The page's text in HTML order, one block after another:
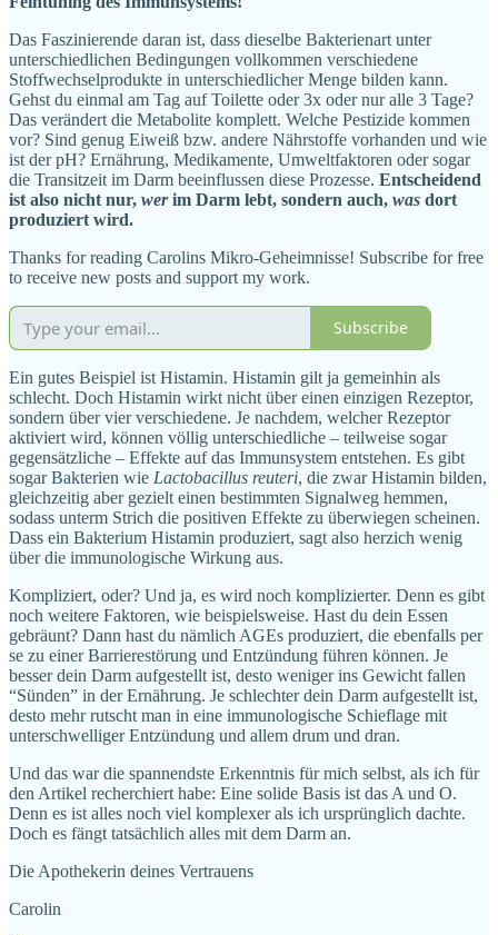
Das Faszinierende daran ist, dass dieselbe Bakterienart unter
unterschiedlichen Bedingungen vollkommen verschiedene
Stoffwechselprodukte in unterschiedlicher Menge bilden kann.
Gehst du einmal am Tag auf Toilette oder 3x oder nur alle 3 Tage?
Das verändert die Metabolite komplett. Welche Pestizide kommen
vor? Sind genug Eiweiß bzw. andere Nährstoffe vorhanden und wie
ist der pH? Ernährung, Medikamente, Umweltfaktoren oder sogar
die Transitzeit im Darm beeinflussen diese Prozesse. Entscheidend
ist also nicht nur, werim Darm lebt, sondern auch, was dort
produziert wird.
Thanks for reading Carolins Mikro-Geheimnisse! Subscribe for free
to receive new posts and support my work.
Subscribe
Ein gutes Beispiel ist Histamin. Histamin gilt ja gemeinhin als
schlecht. Doch Histamin wirkt nicht über einen einzigen Rezeptor,
sondern über vier verschiedene. Je nachdem, welcher Rezeptor
aktiviert wird, können völlig unterschiedliche – teilweise sogar
gegensätzliche – Effekte auf das Immunsystem entstehen. Es gibt
sogar Bakterien wie Lactobacillus reuteri, die zwar Histamin bilden,
gleichzeitig aber gezielt einen bestimmten Signalweg hemmen,
sodass unterm Strich die positiven Effekte zu überwiegen scheinen.
Dass ein Bakterium Histamin produziert, sagt also herzich wenig
über die immunologische Wirkung aus.
Kompliziert, oder? Und ja, es wird noch komplizierter. Denn es gibt
noch weitere Faktoren, wie beispielsweise. Hast du dein Essen
gebräunt? Dann hast du nämlich AGEs produziert, die ebenfalls per
se zu einer Barrierestörung und Entzündung führen können. Je
besser dein Darm aufgestellt ist, desto weniger ins Gewicht fallen
“Sünden” in der Ernährung. Je schlechter dein Darm aufgestellt ist,
desto mehr rutscht man in eine immunologische Schieflage mit
unterschwelliger Entzündung und allem drum und dran.
Und das war die spannendste Erkenntnis für mich selbst, als ich für
den Artikel recherchiert habe: Eine solide Basis ist das A und O.
Denn es ist alles noch viel komplexer als ich ursprünglich dachte.
Doch es fängt tatsächlich alles mit dem Darm an.
Die Apothekerin deines Vertrauens
Carolin